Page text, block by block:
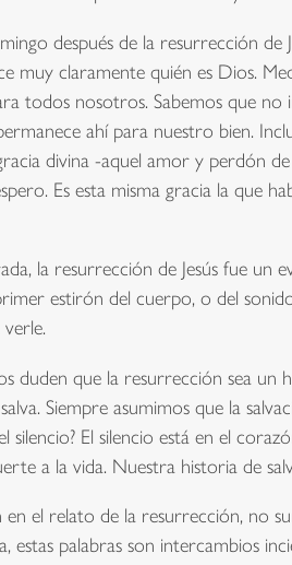
después de la resurrección
muy claramente quién es Dios.
todos nosotros. Sabemos que
ahí para nuestro bien.
divina -aquel amor y perdón
Es esta misma gracia la que
la resurrección de Jesús fue un
estirón del cuerpo, o del
duden que la resurrección sea
Siempre asumimos que la
silencio? El silencio está en el
a la vida. Nuestra historia de
en el relato de la resurrección, no
estas palabras son intercambios